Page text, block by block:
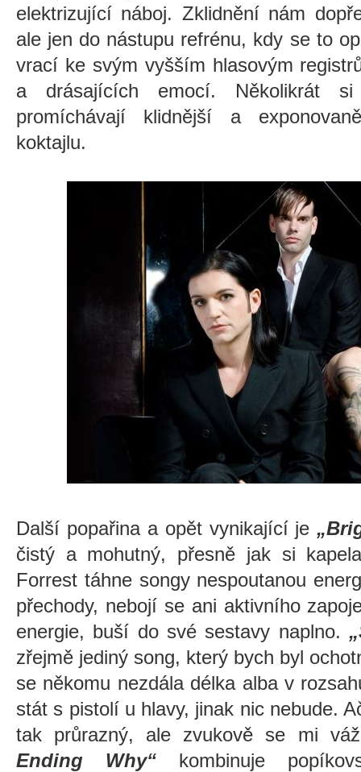
elektrizující náboj. Zklidnění nám
ale jen do nástupu refrénu, kdy se to
vrací ke svým vyšším hlasovým
a drásajících emocí. Několikrát
promíchávají klidnější a
koktajlu.
Další popařina a opět vynikající je
čistý a mohutný, přesně jak si
Forrest táhne songy nespoutanou
přechody, nebojí se ani aktivního
energie, buší do své sestavy naplno.
zřejmě jediný song, který bych byl
se někomu nezdála délka alba v
stát s pistolí u hlavy, jinak nic nebude.
tak průrazný, ale zvukově se mi
Ending Why“kombinuje